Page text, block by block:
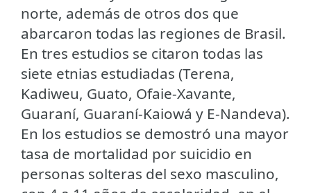
norte, además de otros dos que
abarcaron todas las regiones de Brasil.
En tres estudios se citaron todas las
siete etnias estudiadas (Terena,
Kadiweu, Guato, Ofaie-Xavante,
Guaraní, Guaraní-Kaiowá y E-Nandeva).
En los estudios se demostró una mayor
tasa de mortalidad por suicidio en
personas solteras del sexo masculino,